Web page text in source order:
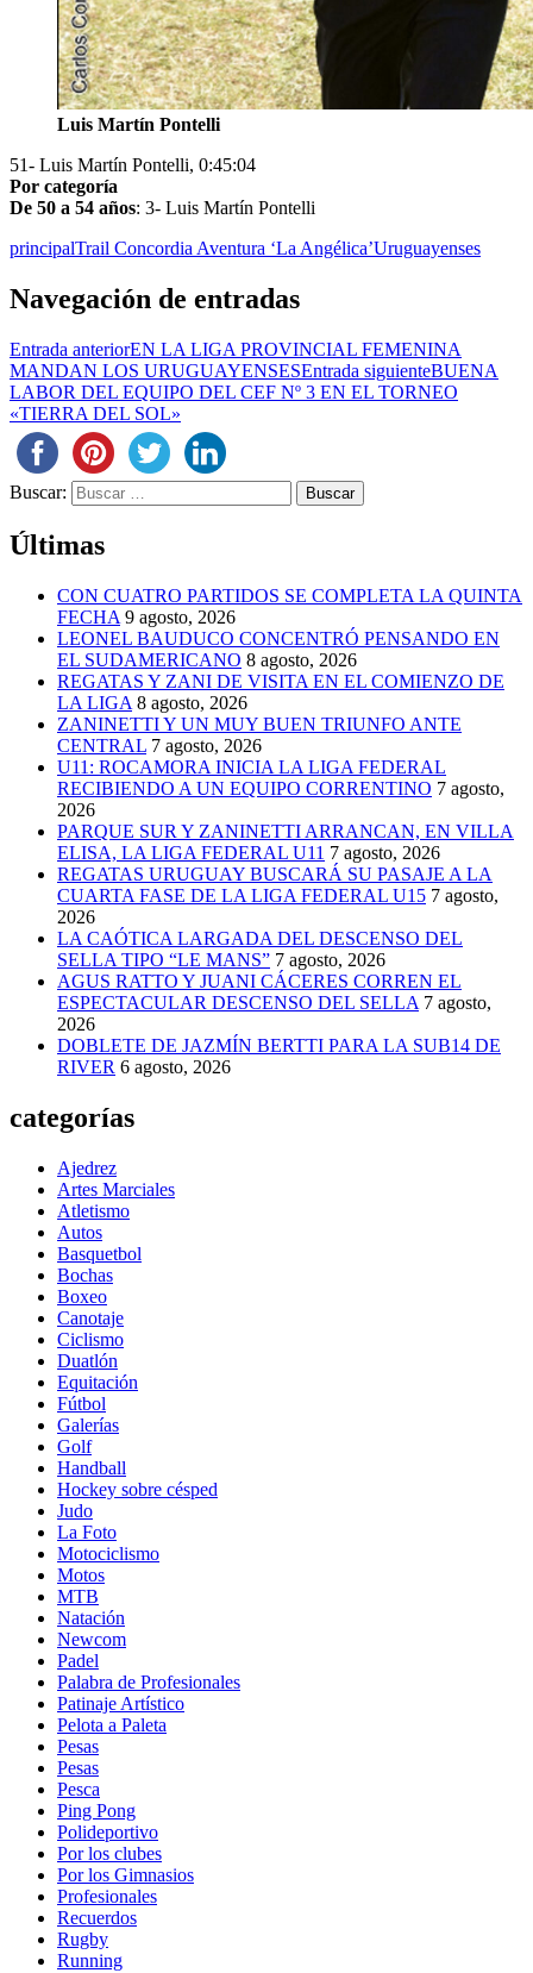
Luis Martín Pontelli
51- Luis Martín Pontelli, 0:45:04
Por categoría
De 50 a 54 años: 3- Luis Martín Pontelli
principalTrail Concordia Aventura ‘La Angélica’Uruguayenses
Navegación de entradas
Entrada anteriorEN LA LIGA PROVINCIAL FEMENINA
MANDAN LOS URUGUAYENSESEntrada siguienteBUENA
LABOR DEL EQUIPO DEL CEF Nº 3 EN EL TORNEO
«TIERRA DEL SOL»
Buscar:
Últimas
CON CUATRO PARTIDOS SE COMPLETA LA QUINTA
FECHA 9 agosto, 2026
LEONEL BAUDUCO CONCENTRÓ PENSANDO EN
EL SUDAMERICANO 8 agosto, 2026
REGATAS Y ZANI DE VISITA EN EL COMIENZO DE
LA LIGA 8 agosto, 2026
ZANINETTI Y UN MUY BUEN TRIUNFO ANTE
CENTRAL 7 agosto, 2026
U11: ROCAMORA INICIA LA LIGA FEDERAL
RECIBIENDO A UN EQUIPO CORRENTINO 7 agosto,
2026
PARQUE SUR Y ZANINETTI ARRANCAN, EN VILLA
ELISA, LA LIGA FEDERAL U11 7 agosto, 2026
REGATAS URUGUAY BUSCARÁ SU PASAJE A LA
CUARTA FASE DE LA LIGA FEDERAL U15 7 agosto,
2026
LA CAÓTICA LARGADA DEL DESCENSO DEL
SELLA TIPO “LE MANS” 7 agosto, 2026
AGUS RATTO Y JUANI CÁCERES CORREN EL
ESPECTACULAR DESCENSO DEL SELLA 7 agosto,
2026
DOBLETE DE JAZMÍN BERTTI PARA LA SUB14 DE
RIVER 6 agosto, 2026
categorías
Ajedrez
Artes Marciales
Atletismo
Autos
Basquetbol
Bochas
Boxeo
Canotaje
Ciclismo
Duatlón
Equitación
Fútbol
Galerías
Golf
Handball
Hockey sobre césped
Judo
La Foto
Motociclismo
Motos
MTB
Natación
Newcom
Padel
Palabra de Profesionales
Patinaje Artístico
Pelota a Paleta
Pesas
Pesas
Pesca
Ping Pong
Polideportivo
Por los clubes
Por los Gimnasios
Profesionales
Recuerdos
Rugby
Running